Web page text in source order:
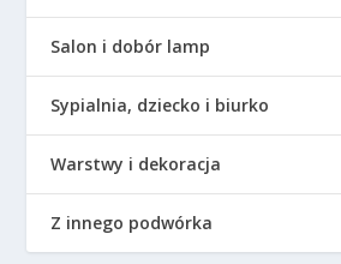
Salon i dobór lamp
Sypialnia, dziecko i biurko
Warstwy i dekoracja
Z innego podwórka